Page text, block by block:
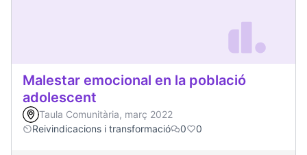
Malestar emocional en la població
adolescent
Taula Comunitària, març 2022
Reivindicacions i transformació
0 0